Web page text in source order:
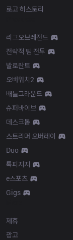
로고 히스토리
리그오브레전드
전략적 팀 전투
발로란트
오버워치2
배틀그라운드
슈퍼바이브
데스크톱
스트리머 오버레이
Duo
톡피지지
e스포츠
Gigs
제휴
광고